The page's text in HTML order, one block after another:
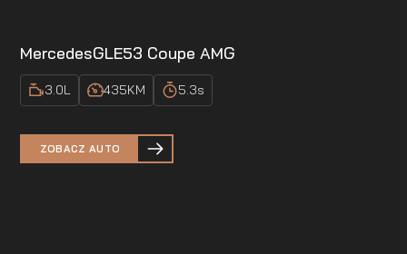
MercedesGLE53 Coupe AMG
3.0L 435KM 5.3s
ZOBACZ AUTO